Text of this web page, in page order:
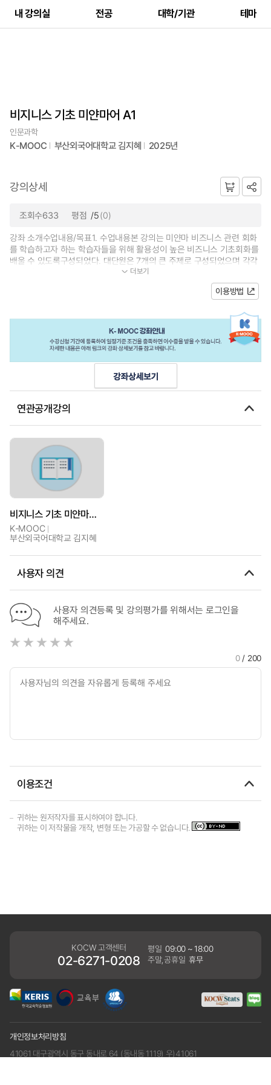
내 강의실 전공 대학/기관 테마
비지니스 기초 미얀마어 A1
인문과학
K-MOOC 부산외국어대학교 김지혜 2025년
강의상세
조회수633 평점 /5(0)
강좌 소개수업내용/목표1. 수업내용본 강의는 미얀마 비즈니스 관련 회화
를 학습하고자 하는 학습자들을 위해 활용성이 높은 비즈니스 기초회화를
배울 수 있도록구성되었다. 대단원은 7개의 큰 주제로 구성되었으며 각각
의 소단원에는 상황별로 쓰임이...
더보기
이용방법
연관공개강의
비지니스 기초 미얀마어 A1
K-MOOC
부산외국어대학교 김지혜
사용자 의견
사용자 의견등록 및 강의평가를 위해서는 로그인을
해주세요.
0/ 200
이용조건
귀하는 원저작자를 표시하여야 합니다.
귀하는 이 저작물을 개작, 변형 또는 가공할 수 없습니다.
KOCW 고객센터
02-6271-0208
평일 09:00 ~ 18:00
주말,공휴일 휴무
개인정보처리방침
41061 대구광역시 동구 동내로 64 (동내동 1119) 우)41061